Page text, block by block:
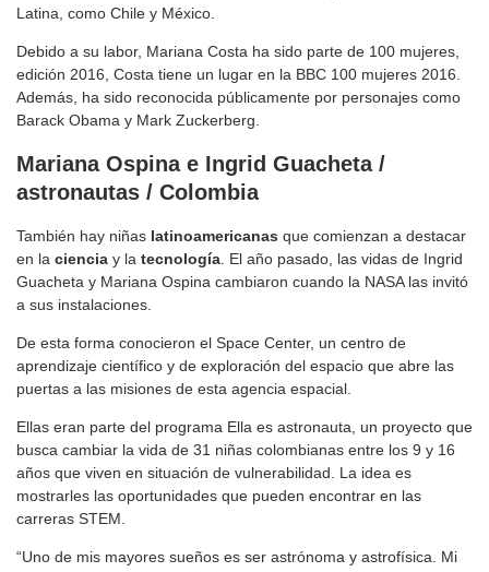
Latina, como Chile y México.
Debido a su labor, Mariana Costa ha sido parte de 100 mujeres,
edición 2016, Costa tiene un lugar en la BBC 100 mujeres 2016.
Además, ha sido reconocida públicamente por personajes como
Barack Obama y Mark Zuckerberg.
Mariana Ospina e Ingrid Guacheta /
astronautas / Colombia
También hay niñas latinoamericanas que comienzan a destacar
en la ciencia y la tecnología . El año pasado, las vidas de Ingrid
Guacheta y Mariana Ospina cambiaron cuando la NASA las invitó
a sus instalaciones.
De esta forma conocieron el Space Center, un centro de
aprendizaje científico y de exploración del espacio que abre las
puertas a las misiones de esta agencia espacial.
Ellas eran parte del programa Ella es astronauta, un proyecto que
busca cambiar la vida de 31 niñas colombianas entre los 9 y 16
años que viven en situación de vulnerabilidad. La idea es
mostrarles las oportunidades que pueden encontrar en las
carreras STEM.
“Uno de mis mayores sueños es ser astrónoma y astrofísica. Mi